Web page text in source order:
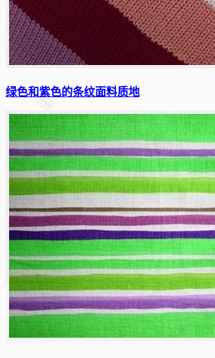
绿色和紫色的条纹面料质地